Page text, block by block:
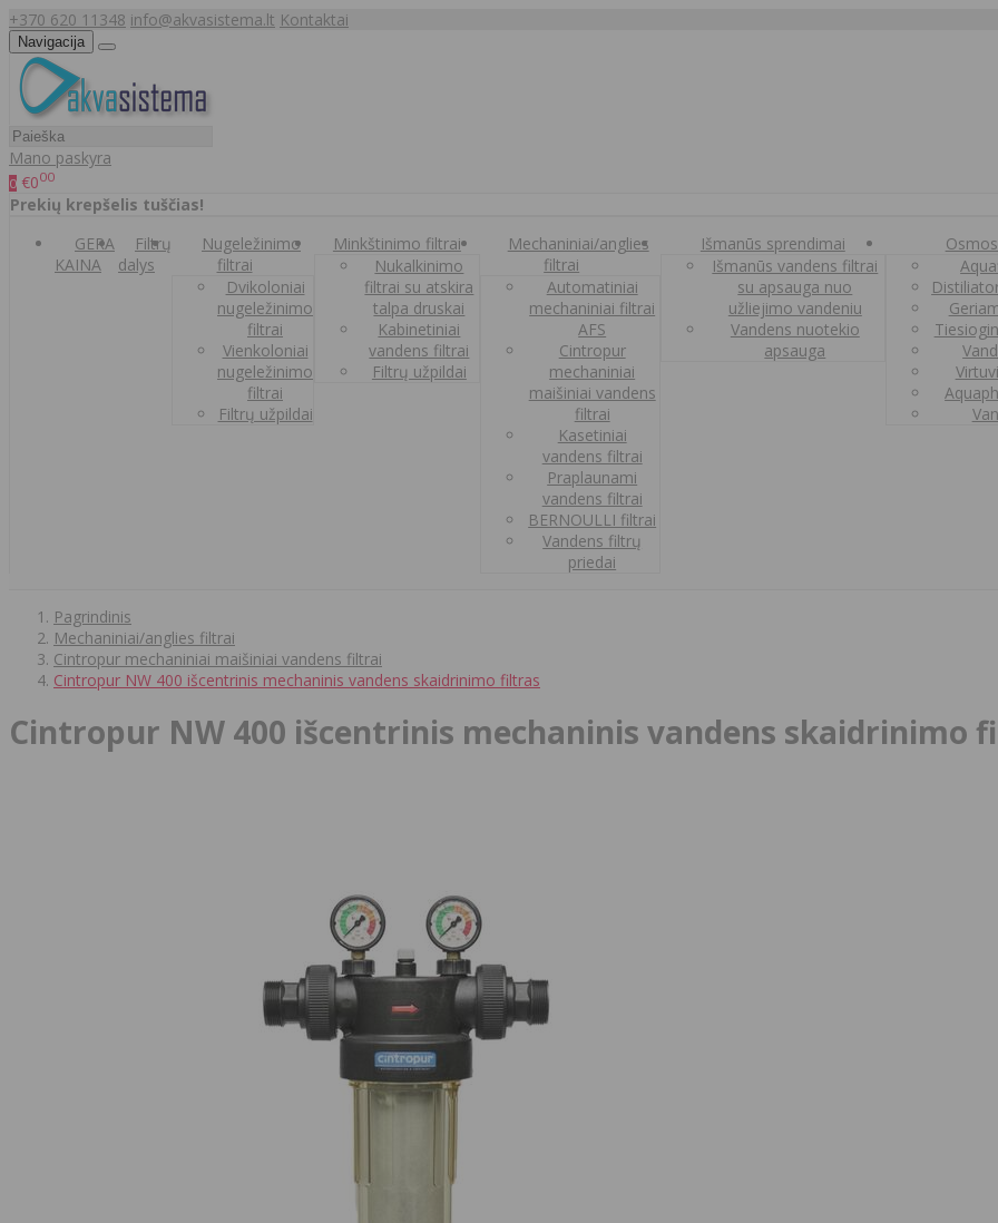
+370 620 11348 info@akvasistema.lt Kontaktai
Navigacija
Mano paskyra
0 €000
Prekių krepšelis tuščias!
GERA
KAINA
Filtrų
dalys
Nugeležinimo
filtrai
Dvikoloniai
nugeležinimo
filtrai
Vienkoloniai
nugeležinimo
filtrai
Filtrų užpildai
Minkštinimo filtrai
Nukalkinimo
filtrai su atskira
talpa druskai
Kabinetiniai
vandens filtrai
Filtrų užpildai
Mechaniniai/anglies
filtrai
Automatiniai
mechaniniai filtrai
AFS
Cintropur
mechaniniai
maišiniai vandens
filtrai
Kasetiniai
vandens filtrai
Praplaunami
vandens filtrai
BERNOULLI filtrai
Vandens filtrų
priedai
Išmanūs sprendimai
Išmanūs vandens filtrai
su apsauga nuo
užliejimo vandeniu
Vandens nuotekio
apsauga
Pagrindinis
Mechaniniai/anglies filtrai
Cintropur mechaniniai maišiniai vandens filtrai
Cintropur NW 400 išcentrinis mechaninis vandens skaidrinimo filtras
Cintropur NW 400 išcentrinis mechaninis vandens skaidrinimo